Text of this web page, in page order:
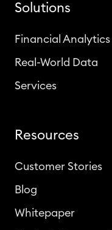
Solutions
Financial Analytics
Real-World Data
Services
Resources
Customer Stories
Blog
Whitepaper